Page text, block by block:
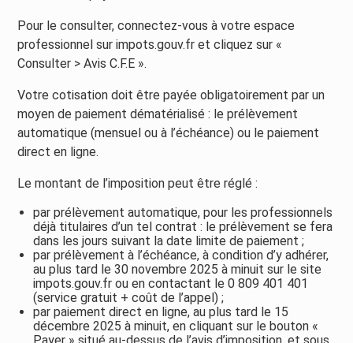
Pour le consulter, connectez-vous à votre espace
professionnel sur impots.gouv.fr et cliquez sur «
Consulter > Avis C.F.E ».
Votre cotisation doit être payée obligatoirement par un
moyen de paiement dématérialisé : le prélèvement
automatique (mensuel ou à l’échéance) ou le paiement
direct en ligne.
Le montant de l’imposition peut être réglé :
par prélèvement automatique, pour les professionnels
déjà titulaires d’un tel contrat : le prélèvement se fera
dans les jours suivant la date limite de paiement ;
par prélèvement à l’échéance, à condition d’y adhérer,
au plus tard le 30 novembre 2025 à minuit sur le site
impots.gouv.fr ou en contactant le 0 809 401 401
(service gratuit + coût de l’appel) ;
par paiement direct en ligne, au plus tard le 15
décembre 2025 à minuit, en cliquant sur le bouton «